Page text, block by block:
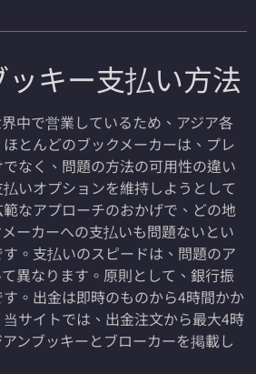
ッキー支払い方法
中で営業しているため、アジア各
とんどのブックメーカーは、プレ
なく、問題の方法の可用性の違い
いオプションを維持しようとして
なアプローチのおかげで、どの地
ーカーへの支払いも問題ないとい
。支払いのスピードは、問題のア
異なります。原則として、銀行振
。出金は即時のものから4時間かか
サイトでは、出金注文から最大4時
ンブッキーとブローカーを掲載し